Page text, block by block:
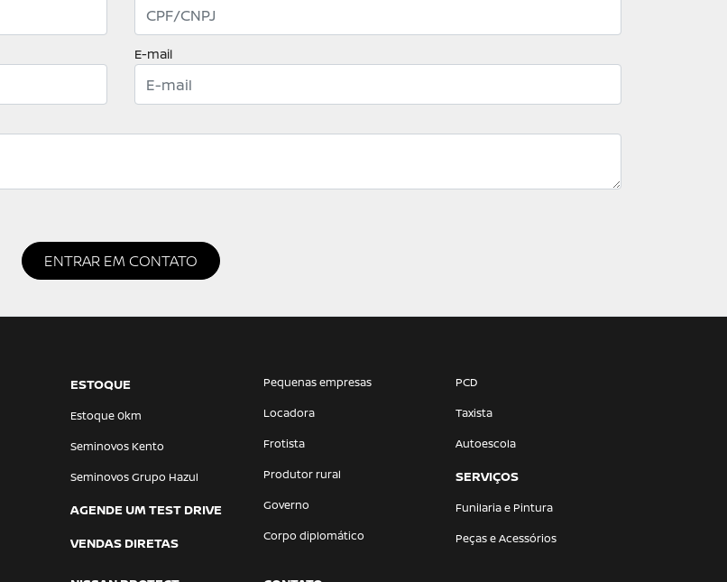
E-mail
ENTRAR EM CONTATO
ESTOQUE
Estoque 0km
Seminovos Kento
Seminovos Grupo Hazul
AGENDE UM TEST DRIVE
VENDAS DIRETAS
Pequenas empresas
Locadora
Frotista
Produtor rural
Governo
Corpo diplomático
PCD
Taxista
Autoescola
SERVIÇOS
Funilaria e Pintura
Peças e Acessórios